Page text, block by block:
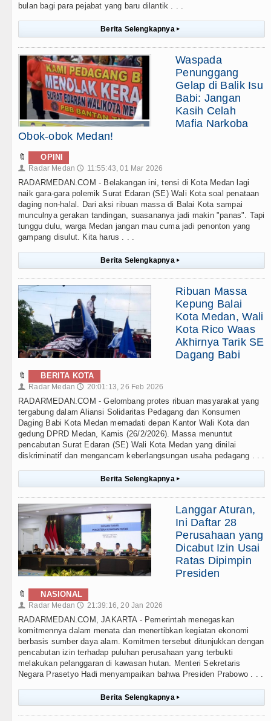
bulan bagi para pejabat yang baru dilantik . . .
Berita Selengkapnya ▸
Waspada
Penunggang
Gelap di Balik Isu
Babi: Jangan
Kasih Celah
Mafia Narkoba
Obok-obok Medan!
🔖 OPINI
👤 Radar Medan 🕔 11:55:43, 01 Mar 2026
RADARMEDAN.COM - Belakangan ini, tensi di Kota Medan lagi
naik gara-gara polemik Surat Edaran (SE) Wali Kota soal penataan
daging non-halal. Dari aksi ribuan massa di Balai Kota sampai
munculnya gerakan tandingan, suasananya jadi makin "panas". Tapi
tunggu dulu, warga Medan jangan mau cuma jadi penonton yang
gampang disulut. Kita harus . . .
Berita Selengkapnya ▸
Ribuan Massa
Kepung Balai
Kota Medan, Wali
Kota Rico Waas
Akhirnya Tarik SE
Dagang Babi
🔖 BERITA KOTA
👤 Radar Medan 🕔 20:01:13, 26 Feb 2026
RADARMEDAN.COM - Gelombang protes ribuan masyarakat yang
tergabung dalam Aliansi Solidaritas Pedagang dan Konsumen
Daging Babi Kota Medan memadati depan Kantor Wali Kota dan
gedung DPRD Medan, Kamis (26/2/2026). Massa menuntut
pencabutan Surat Edaran (SE) Wali Kota Medan yang dinilai
diskriminatif dan mengancam keberlangsungan usaha pedagang . . .
Berita Selengkapnya ▸
Langgar Aturan,
Ini Daftar 28
Perusahaan yang
Dicabut Izin Usai
Ratas Dipimpin
Presiden
🔖 NASIONAL
👤 Radar Medan 🕔 21:39:16, 20 Jan 2026
RADARMEDAN.COM, JAKARTA - Pemerintah menegaskan
komitmennya dalam menata dan menertibkan kegiatan ekonomi
berbasis sumber daya alam. Komitmen tersebut ditunjukkan dengan
pencabutan izin terhadap puluhan perusahaan yang terbukti
melakukan pelanggaran di kawasan hutan. Menteri Sekretaris
Negara Prasetyo Hadi menyampaikan bahwa Presiden Prabowo . . .
Berita Selengkapnya ▸